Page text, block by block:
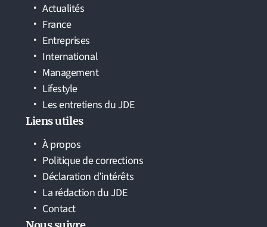
Actualités
France
Entreprises
International
Management
Lifestyle
Les entretiens du JDE
Liens utiles
À propos
Politique de corrections
Déclaration d’intérêts
La rédaction du JDE
Contact